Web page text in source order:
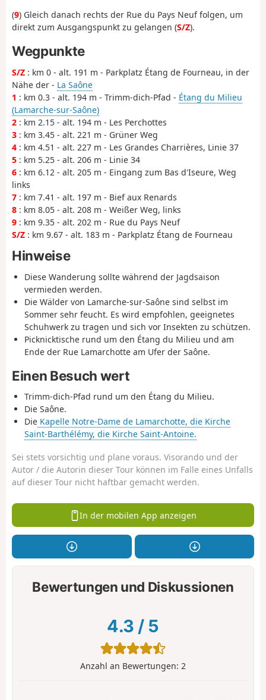
(9) Gleich danach rechts der Rue du Pays Neuf folgen, um
direkt zum Ausgangspunkt zu gelangen (S/Z).
Wegpunkte
S/Z : km 0 - alt. 191 m - Parkplatz Étang de Fourneau, in der
Nähe der - La Saône
1 : km 0.3 - alt. 194 m - Trimm-dich-Pfad - Étang du Milieu
(Lamarche-sur-Saône)
2 : km 2.15 - alt. 194 m - Les Perchottes
3 : km 3.45 - alt. 221 m - Grüner Weg
4 : km 4.51 - alt. 227 m - Les Grandes Charrières, Linie 37
5 : km 5.25 - alt. 206 m - Linie 34
6 : km 6.12 - alt. 205 m - Eingang zum Bas d'Iseure, Weg
links
7 : km 7.41 - alt. 197 m - Bief aux Renards
8 : km 8.05 - alt. 208 m - Weißer Weg, links
9 : km 9.35 - alt. 202 m - Rue du Pays Neuf
S/Z : km 9.67 - alt. 183 m - Parkplatz Étang de Fourneau
Hinweise
Diese Wanderung sollte während der Jagdsaison
vermieden werden.
Die Wälder von Lamarche-sur-Saône sind selbst im
Sommer sehr feucht. Es wird empfohlen, geeignetes
Schuhwerk zu tragen und sich vor Insekten zu schützen.
Picknicktische rund um den Étang du Milieu und am
Ende der Rue Lamarchotte am Ufer der Saône.
Einen Besuch wert
Trimm-dich-Pfad rund um den Étang du Milieu.
Die Saône.
Die Kapelle Notre-Dame de Lamarchotte, die Kirche
Saint-Barthélémy, die Kirche Saint-Antoine.
Sei stets vorsichtig und plane voraus. Visorando und der
Autor / die Autorin dieser Tour können im Falle eines Unfalls
auf dieser Tour nicht haftbar gemacht werden.
In der mobilen App anzeigen
Bewertungen und Diskussionen
4.3 / 5
Anzahl an Bewertungen: 2